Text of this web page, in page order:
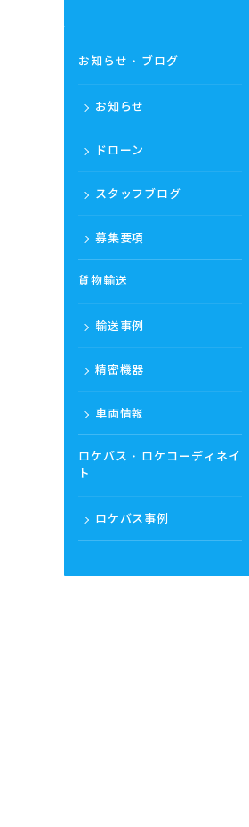
お知らせ・ブログ
お知らせ
ドローン
スタッフブログ
募集要項
貨物輸送
輸送事例
精密機器
車両情報
ロケバス・ロケコーディネイ
ト
ロケバス事例